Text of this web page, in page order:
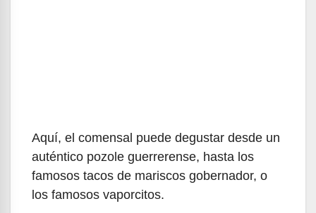
Aquí, el comensal puede degustar desde un
auténtico pozole guerrerense, hasta los
famosos tacos de mariscos gobernador, o
los famosos vaporcitos.